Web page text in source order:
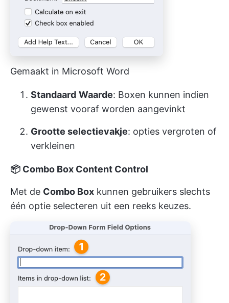
Gemaakt in Microsoft Word
Standaard Waarde: Boxen kunnen indien
gewenst vooraf worden aangevinkt
Grootte selectievakje: opties vergroten of
verkleinen
📦 Combo Box Content Control
Met de Combo Box kunnen gebruikers slechts
één optie selecteren uit een reeks keuzes.